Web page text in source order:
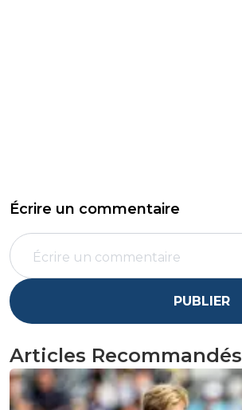
Écrire un commentaire
PUBLIER
Articles Recommandés